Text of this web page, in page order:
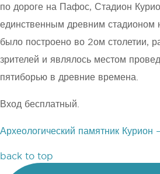
по дороге на Пафос, Стадион
единственным древним стадионом
было построено во 2ом столетии,
зрителей и являлось местом
пятиборью в древние времена.
Вход бесплатный.
Археологический памятник Курион
back to top